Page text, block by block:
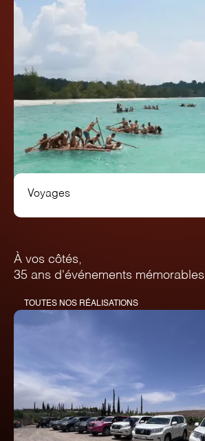
Voyages
À vos côtés,
35 ans d'événements mémorables
TOUTES NOS RÉALISATIONS